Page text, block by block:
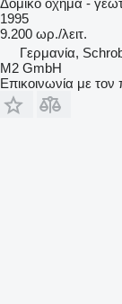
1995
9.200 ωρ./λειτ.
Γερμανία,
M2 GmbH
Επικοινωνία με